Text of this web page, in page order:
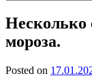
Несколько
мороза.
Posted on